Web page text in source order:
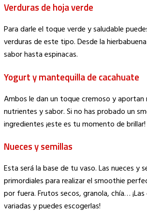
Verduras de hoja verde
Para darle el toque verde y saludable
verduras de este tipo. Desde la
sabor hasta espinacas.
Yogurt y mantequilla de cacahuate
Ambos le dan un toque cremoso y aportan
nutrientes y sabor. Si no has probado un
ingredientes ¡este es tu momento de brillar!
Nueces y semillas
Esta será la base de tu vaso. Las nueces y
primordiales para realizar el smoothie
por fuera. Frutos secos, granola, chía…
variadas y puedes escogerlas!